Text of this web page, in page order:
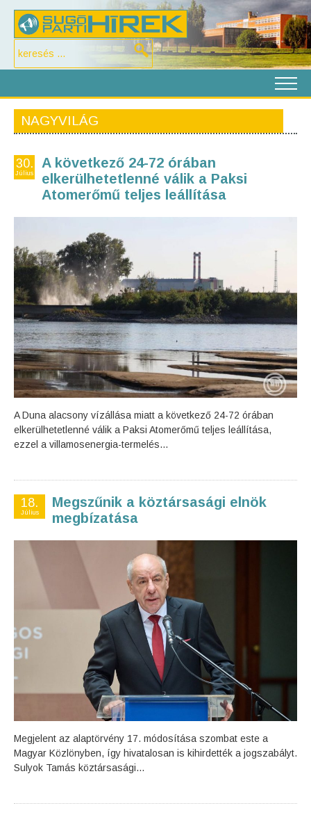
NAGYVILÁG
30.
Július
A következő 24-72 órában
elkerülhetetlenné válik a Paksi
Atomerőmű teljes leállítása
A Duna alacsony vízállása miatt a következő 24-72 órában
elkerülhetetlenné válik a Paksi Atomerőmű teljes leállítása,
ezzel a villamosenergia-termelés...
18.
Július
Megszűnik a köztársasági elnök
megbízatása
Megjelent az alaptörvény 17. módosítása szombat este a
Magyar Közlönyben, így hivatalosan is kihirdették a jogszabályt.
Sulyok Tamás köztársasági...